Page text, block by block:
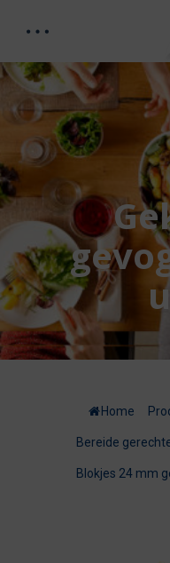
Home
Bereide
Blokjes 24 mm